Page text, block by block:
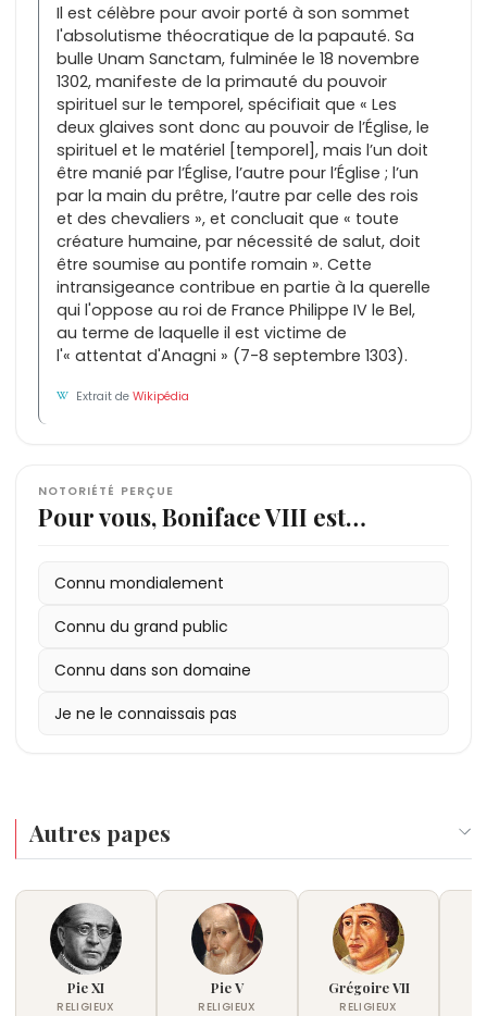
Il est célèbre pour avoir porté à son sommet
l'absolutisme théocratique de la papauté. Sa
bulle Unam Sanctam, fulminée le 18 novembre
1302, manifeste de la primauté du pouvoir
spirituel sur le temporel, spécifiait que « Les
deux glaives sont donc au pouvoir de l’Église, le
spirituel et le matériel [temporel], mais l’un doit
être manié par l’Église, l’autre pour l’Église ; l’un
par la main du prêtre, l’autre par celle des rois
et des chevaliers », et concluait que « toute
créature humaine, par nécessité de salut, doit
être soumise au pontife romain ». Cette
intransigeance contribue en partie à la querelle
qui l'oppose au roi de France Philippe IV le Bel,
au terme de laquelle il est victime de
l'« attentat d'Anagni » (7-8 septembre 1303).
Extrait deWikipédia
NOTORIÉTÉ PERÇUE
Pour vous, Boniface VIII est…
Connu mondialement
Connu du grand public
Connu dans son domaine
Je ne le connaissais pas
Autres papes
Pie XI
RELIGIEUX
Pie V
RELIGIEUX
Grégoire VII
RELIGIEUX